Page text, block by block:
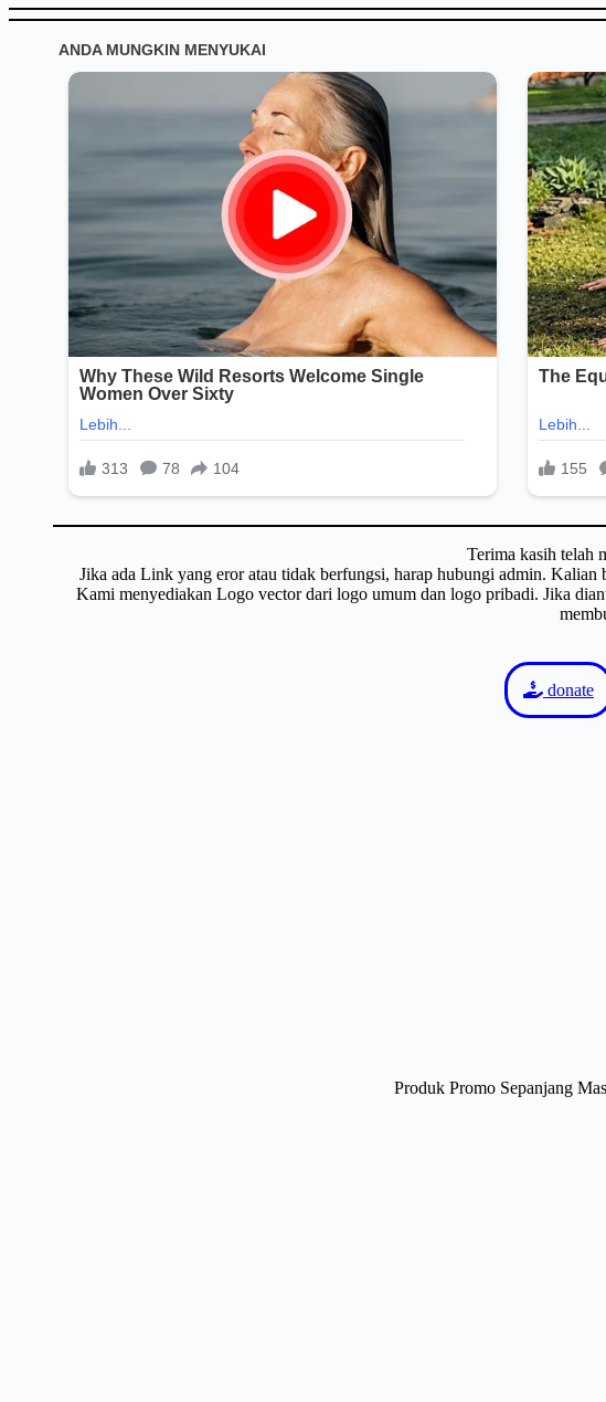
Terima kasih telah
Jika ada Link yang eror atau tidak berfungsi, harap hubungi admin.
Kami menyediakan Logo vector dari logo umum dan logo pribadi. Jika
donate
Produk Promo Sepanjang